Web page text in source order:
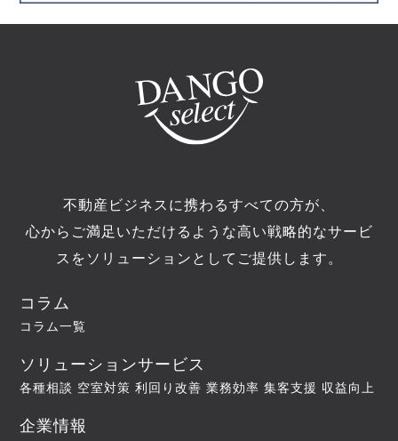
不動産ビジネスに携わるすべての方が、
心からご満足いただけるような高い戦略的なサービ
スをソリューションとしてご提供します。
コラム
コラム一覧
ソリューションサービス
各種相談 空室対策 利回り改善 業務効率 集客支援 収益向上
企業情報